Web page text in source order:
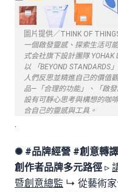
圖片提供／THINK OF
一個啟發靈感、探索生活可
式会社旗下設計團隊 YOHAK
以 「BEYOND
人們反思並精進自己的價值
品—「合理的功能」、「啟
設有可靜心思考與構想的咖
合自己的靈感與工具。
.
✺ #品牌經營 #創意轉譯
創作者品牌多元路徑 ▹
暨創意總監 ↳ 從藝術家